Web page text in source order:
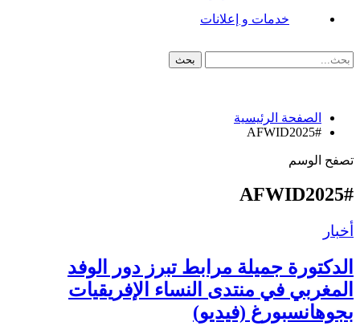
خدمات و إعلانات
الصفحة الرئيسية
#AFWID2025
تصفح الوسم
#AFWID2025
أخبار
الدكتورة جميلة مرابط تبرز دور الوفد
المغربي في منتدى النساء الإفريقيات
بجوهانسبورغ (فيديو)